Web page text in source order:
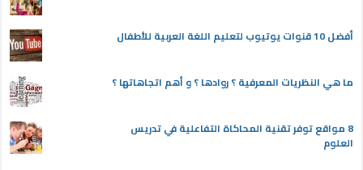
أفضل 10 قنوات يوتيوب لتعليم اللغة العربية للأطفال
ما هي النظريات المعرفية ؟ روادها ؟ و أهم اتجاهاتها ؟
8 مواقع توفر تقنية المحاكاة التفاعلية في تدريس
العلوم